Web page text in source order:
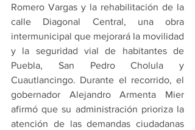
Romero Vargas y la rehabilitación de la
calle Diagonal Central, una obra
intermunicipal que mejorará la movilidad
y la seguridad vial de habitantes de
Puebla, San Pedro Cholula y
Cuautlancingo. Durante el recorrido, el
gobernador Alejandro Armenta Mier
afirmó que su administración prioriza la
atención de las demandas ciudadanas